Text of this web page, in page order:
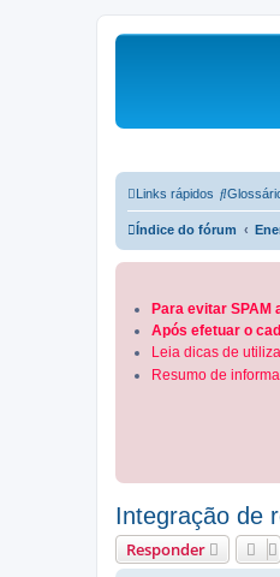
Links rápidos
Índice do fórum
Para evitar
Após efetuar o
Leia dicas de
Resumo de
Integração de
Responder